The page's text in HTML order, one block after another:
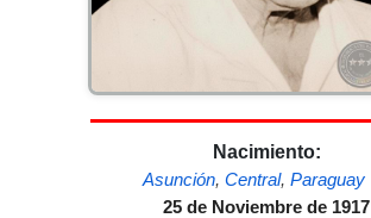
Nacimiento:
Asunción, Central, Paraguay
25 de Noviembre de 1917